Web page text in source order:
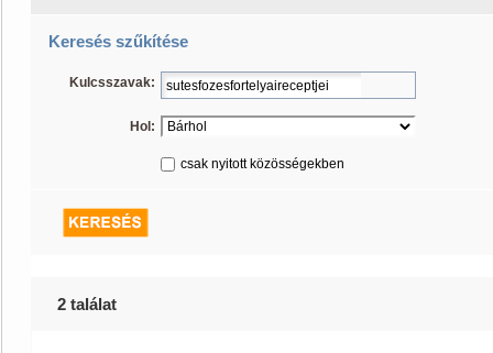
Keresés szűkítése
Kulcsszavak:
Hol:
csak nyitott közösségekben
2 találat